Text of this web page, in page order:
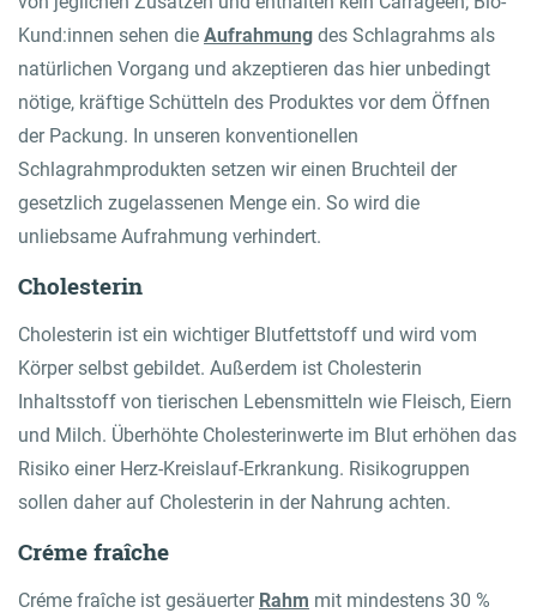
Kund:innen sehen die Aufrahmung des Schlagrahms als
natürlichen Vorgang und akzeptieren das hier unbedingt
nötige, kräftige Schütteln des Produktes vor dem Öffnen
der Packung. In unseren konventionellen
Schlagrahmprodukten setzen wir einen Bruchteil der
gesetzlich zugelassenen Menge ein. So wird die
unliebsame Aufrahmung verhindert.
Cholesterin
Cholesterin ist ein wichtiger Blutfettstoff und wird vom
Körper selbst gebildet. Außerdem ist Cholesterin
Inhaltsstoff von tierischen Lebensmitteln wie Fleisch, Eiern
und Milch. Überhöhte Cholesterinwerte im Blut erhöhen das
Risiko einer Herz-Kreislauf-Erkrankung. Risikogruppen
sollen daher auf Cholesterin in der Nahrung achten.
Créme fraîche
Créme fraîche ist gesäuerter Rahm mit mindestens 30 %